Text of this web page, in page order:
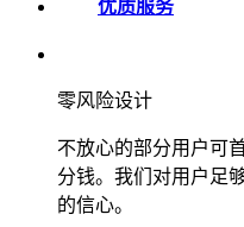
优质服务
零风险设计
不放心的部分用户可
分钱。我们对用户足
的信心。